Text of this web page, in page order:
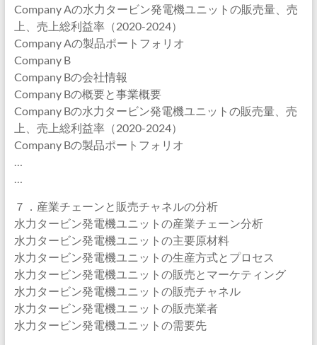
Company Aの水力タービン発電機ユニットの販売量、売
上、売上総利益率（2020-2024）
Company Aの製品ポートフォリオ
Company B
Company Bの会社情報
Company Bの概要と事業概要
Company Bの水力タービン発電機ユニットの販売量、売
上、売上総利益率（2020-2024）
Company Bの製品ポートフォリオ
…
…
７．産業チェーンと販売チャネルの分析
水力タービン発電機ユニットの産業チェーン分析
水力タービン発電機ユニットの主要原材料
水力タービン発電機ユニットの生産方式とプロセス
水力タービン発電機ユニットの販売とマーケティング
水力タービン発電機ユニットの販売チャネル
水力タービン発電機ユニットの販売業者
水力タービン発電機ユニットの需要先